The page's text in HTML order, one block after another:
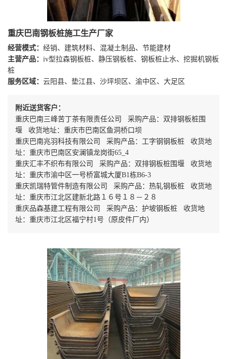
重庆巴南钢板桩施工生产厂家
经营模式： 经销、建筑材料、混凝土制品、节能建材
主营产品： iv型拉森钢板桩、静压钢板桩、钢板桩止水、挖掘机钢板
桩
服务区域： 云阳县、垫江县、沙坪坝区、渝中区、大足区
附近送货客户：
重庆巴南三峰苦丁茶有限责任公司 采购产品：双排钢板桩围
堰 收货地址：重庆市巴南区鱼洞桥口坝
重庆巴南兆羽科技有限公司 采购产品：工字钢钢板桩 收货地
址：重庆市巴南区安澜镇龙岗街65_4
重庆汇丰不织布有限公司 采购产品：双排钢板桩围堰 收货地
址：重庆市渝中区一号桥富城大厦B1栋B6-3
重庆凯瑞特管件制造有限公司 采购产品：热轧钢板桩 收货地
址：重庆市江北区建新北路１６号１８－２８
重庆品森基建工程有限公司 采购产品：护坡钢板桩 收货地
址：重庆市江北区福宁村1号（原皮件厂内）